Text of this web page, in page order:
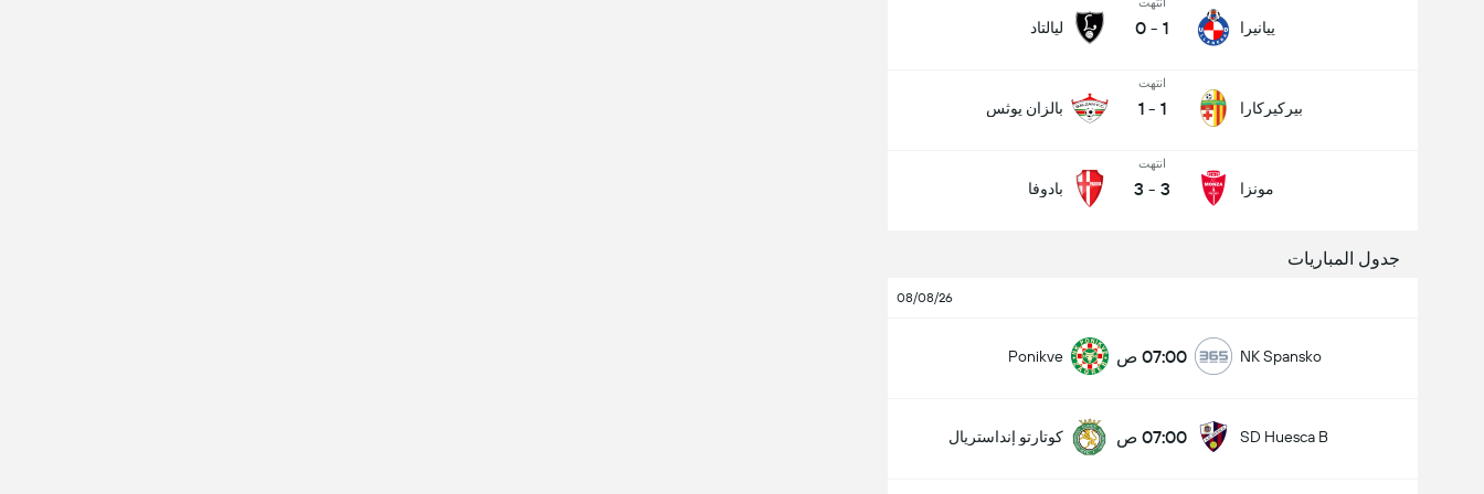
ييانيرا 1
-
0 ليالتاد
بيركيركارا
انتهت
1
-
1 بالزان يوثس
مونزا
انتهت
3
-
3 بادوفا
جدول المباريات
08/08/26
NK Spansko 07:00 ص Ponikve
SD Huesca B 07:00 ص كوتارتو إنداستريال